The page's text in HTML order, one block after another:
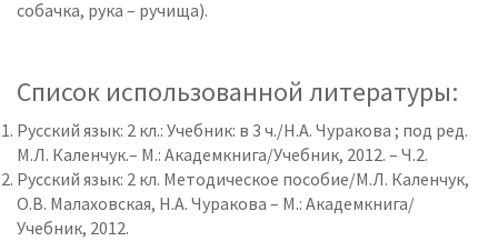
собачка, рука – ручища).
Список использованной литературы:
Русский язык: 2 кл.: Учебник: в 3 ч./Н.А. Чуракова ; под ред.
М.Л. Каленчук.– М.: Академкнига/Учебник, 2012. – Ч.2.
Русский язык: 2 кл. Методическое пособие/М.Л. Каленчук,
О.В. Малаховская, Н.А. Чуракова – М.: Академкнига/
Учебник, 2012.